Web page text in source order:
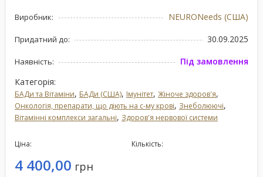
Виробник: NEURONeeds (США)
Придатний до: 30.09.2025
Наявність:
Під замовлення
Категорія:
БАДи та Вітаміни, БАДи (США), Імунітет, Жіноче здоров'я,
Онкологія, препарати, що діють на с-му крові, Знеболюючі,
Вітамінні комплекси загальні, Здоров'я нервової системи
Ціна:
4 400,00 грн
Кількість: